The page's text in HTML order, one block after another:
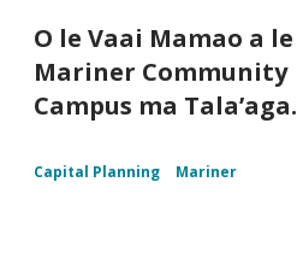
O le Vaai Mamao a le
Mariner Community
Campus ma Tala’aga.
Capital Planning Mariner